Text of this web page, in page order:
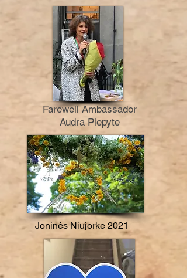
Farewell Ambassador
Audra Plepyte
Joninės Niujorke 2021